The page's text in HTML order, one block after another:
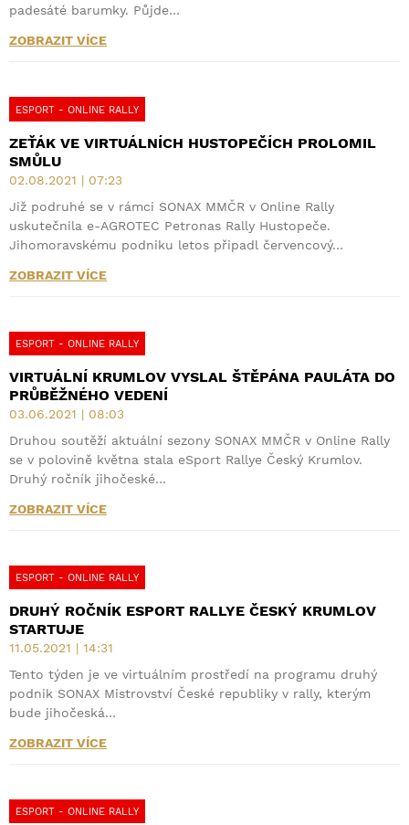
padesáté barumky. Půjde…
ZOBRAZIT VÍCE
ESPORT - ONLINE RALLY
ZEŤÁK VE VIRTUÁLNÍCH HUSTOPEČÍCH PROLOMIL
SMŮLU
02.08.2021 | 07:23
Již podruhé se v rámci SONAX MMČR v Online Rally
uskutečnila e-AGROTEC Petronas Rally Hustopeče.
Jihomoravskému podniku letos připadl červencový…
ZOBRAZIT VÍCE
ESPORT - ONLINE RALLY
VIRTUÁLNÍ KRUMLOV VYSLAL ŠTĚPÁNA PAULÁTA DO
PRŮBĚŽNÉHO VEDENÍ
03.06.2021 | 08:03
Druhou soutěží aktuální sezony SONAX MMČR v Online Rally
se v polovině května stala eSport Rallye Český Krumlov.
Druhý ročník jihočeské…
ZOBRAZIT VÍCE
ESPORT - ONLINE RALLY
DRUHÝ ROČNÍK ESPORT RALLYE ČESKÝ KRUMLOV
STARTUJE
11.05.2021 | 14:31
Tento týden je ve virtuálním prostředí na programu druhý
podnik SONAX Mistrovství České republiky v rally, kterým
bude jihočeská…
ZOBRAZIT VÍCE
ESPORT - ONLINE RALLY